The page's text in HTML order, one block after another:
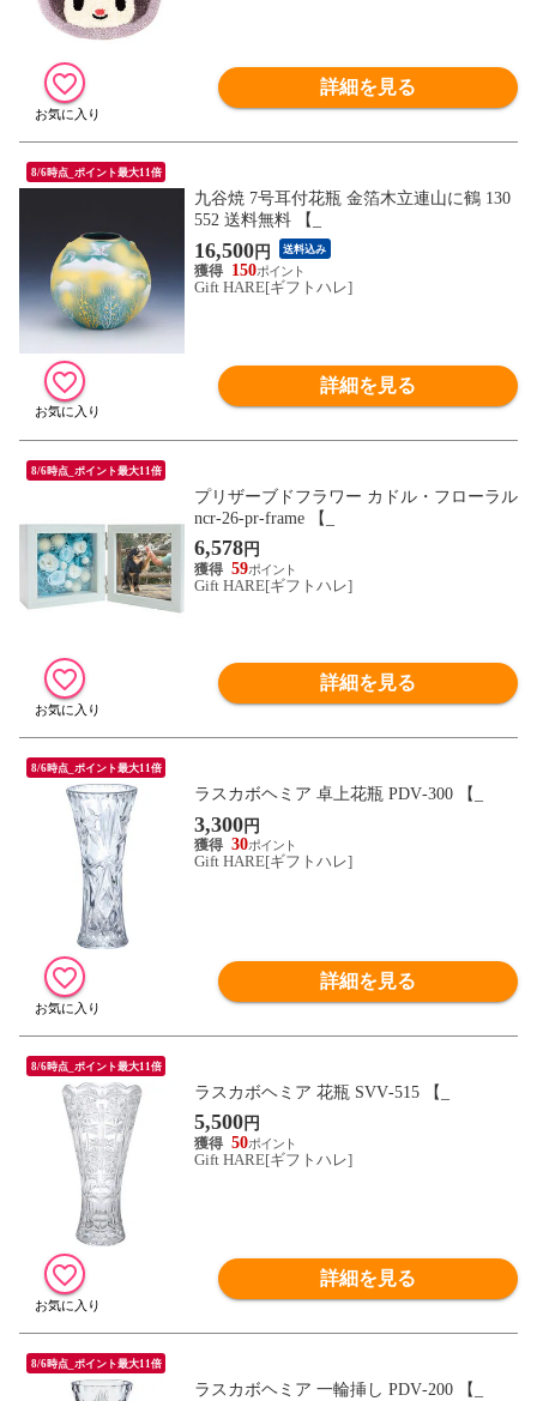
詳細を見る
8/6時点_ポイント最大11倍
九谷焼 7号耳付花瓶 金箔木立連山に鶴 130
552 送料無料 【_
16,500円 送料込み
150
Gift HARE[ギフトハレ]
詳細を見る
8/6時点_ポイント最大11倍
プリザーブドフラワー カドル・フローラル
ncr-26-pr-frame 【_
6,578円
59
Gift HARE[ギフトハレ]
詳細を見る
8/6時点_ポイント最大11倍
ラスカボヘミア 卓上花瓶 PDV‐300 【_
3,300円
30
Gift HARE[ギフトハレ]
詳細を見る
8/6時点_ポイント最大11倍
ラスカボヘミア 花瓶 SVV‐515 【_
5,500円
50
Gift HARE[ギフトハレ]
詳細を見る
8/6時点_ポイント最大11倍
ラスカボヘミア 一輪挿し PDV‐200 【_